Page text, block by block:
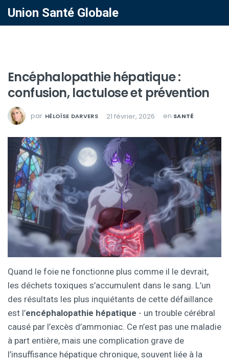
Union Santé Globale
Encéphalopathie hépatique :
confusion, lactulose et prévention
par HÉLOÏSE DARVERS 21 février, 2026 en SANTÉ
Quand le foie ne fonctionne plus comme il le devrait,
les déchets toxiques s’accumulent dans le sang. L’un
des résultats les plus inquiétants de cette défaillance
est l’encéphalopathie hépatique - un trouble cérébral
causé par l’excès d’ammoniac. Ce n’est pas une maladie
à part entière, mais une complication grave de
l’insuffisance hépatique chronique, souvent liée à la